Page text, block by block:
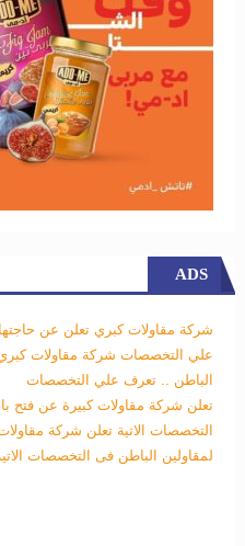
ADS
شركة مقاولات كبري تعلن عن
علي التخصصات شركة مقاولات
الباطن .. تعرف علي التخصصات
تعلن شركة مقاولات كبيرة عن فتح
التخصصات الاتية تعلن شركة
لمقاولين الباطن فى التخصصات